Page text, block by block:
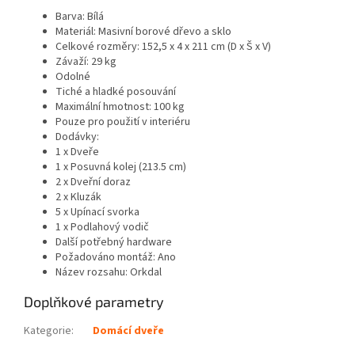
Barva: Bílá
Materiál: Masivní borové dřevo a sklo
Celkové rozměry: 152,5 x 4 x 211 cm (D x Š x V)
Závaží: 29 kg
Odolné
Tiché a hladké posouvání
Maximální hmotnost: 100 kg
Pouze pro použití v interiéru
Dodávky:
1 x Dveře
1 x Posuvná kolej (213.5 cm)
2 x Dveřní doraz
2 x Kluzák
5 x Upínací svorka
1 x Podlahový vodič
Další potřebný hardware
Požadováno montáž: Ano
Název rozsahu: Orkdal
Doplňkové parametry
Kategorie: Domácí dveře